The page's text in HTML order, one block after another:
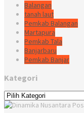
Balangan
tanah laut
Pemkab Balangan
Martapura
Pemkab Tala
Banjarbaru
Pemkab Banjar
Kategori
Kategori